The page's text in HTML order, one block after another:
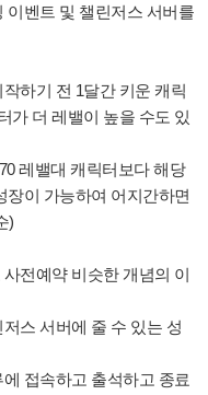
이벤트 및 챌린저스 서버를
하기 전 1달간 키운 캐릭
가 더 레밸이 높을 수도 있
레밸대 캐릭터보다 해당
장이 가능하여 어지간하면
)
전예약 비슷한 개념의 이
스 서버에 줄 수 있는 성
접속하고 출석하고 종료